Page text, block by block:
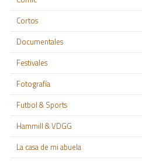
Cortos
Documentales
Festivales
Fotografía
Futbol & Sports
Hammill & VDGG
La casa de mi abuela